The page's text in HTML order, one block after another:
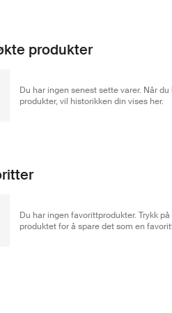
produkter
Du har ingen senest sette varer. Når
produkter, vil historikken din vises her.
Du har ingen favorittprodukter. Trykk
produktet for å spare det som en